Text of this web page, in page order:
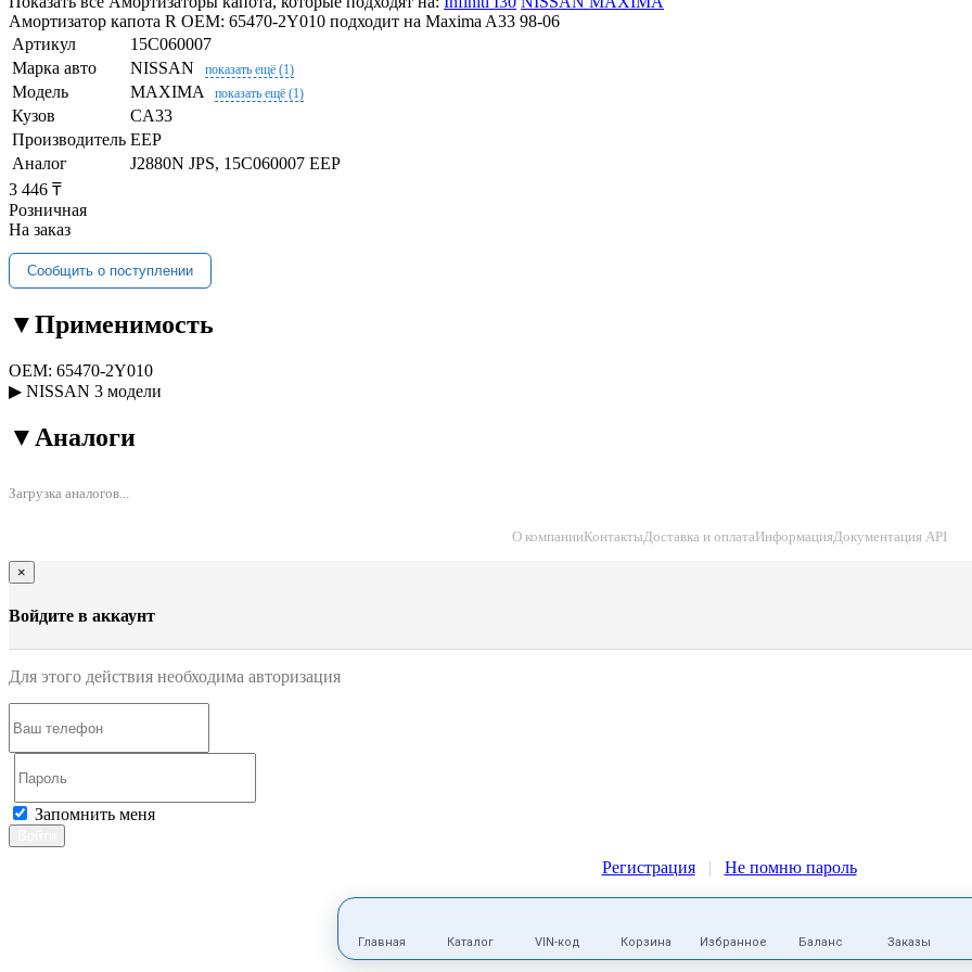
Амортизатор капота R OEM: 65470-2Y010 подходит на Maxima A33 98-06
Артикул
15C060007
Марка авто
NISSAN показать ещё (1)
Модель MAXIMA показать ещё (1)
Кузов
CA33
Производитель EEP
Аналог
J2880N JPS, 15C060007 EEP
3 446 ₸
Розничная
На заказ
Сообщить о поступлении
▼Применимость
OEM: 65470-2Y010
▶ NISSAN 3 модели
▼ Аналоги
Загрузка аналогов...
О компанииКонтактыДоставка и оплатаИнформацияДокументация API
Главная Каталог VIN-код Корзина Избранное Баланс Заказы
×
Войдите в аккаунт
Для этого действия необходима авторизация
Запомнить меня
Регистрация | Не помню пароль